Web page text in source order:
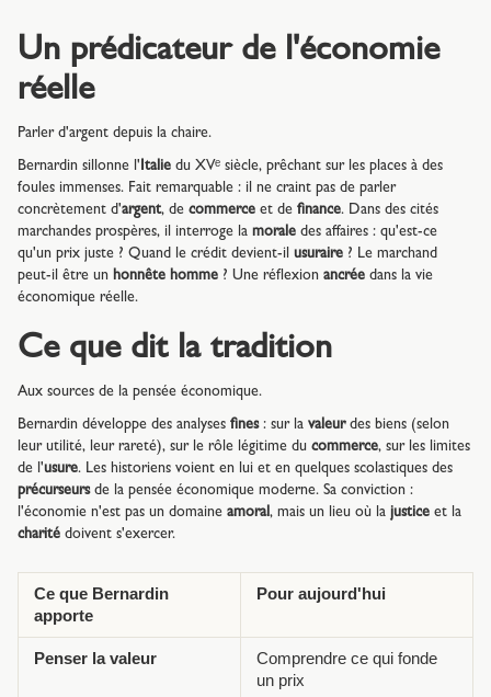
Un prédicateur de l'économie
réelle
Parler d'argent depuis la chaire.
Bernardin sillonne l' Italie du XVᵉ siècle, prêchant sur les places à des
foules immenses. Fait remarquable : il ne craint pas de parler
concrètement d'argent, de commerce et de finance. Dans des cités
marchandes prospères, il interroge la morale des affaires : qu'est-ce
qu'un prix juste ? Quand le crédit devient-il usuraire ? Le marchand
peut-il être un honnête homme ? Une réflexion ancrée dans la vie
économique réelle.
Ce que dit la tradition
Aux sources de la pensée économique.
Bernardin développe des analyses fines: sur la valeurdes biens (selon
leur utilité, leur rareté), sur le rôle légitime du commerce, sur les limites
de l'usure. Les historiens voient en lui et en quelques scolastiques des
précurseursde la pensée économique moderne. Sa conviction :
l'économie n'est pas un domaine amoral, mais un lieu où la justice et la
charité doivent s'exercer.
Ce que Bernardin
apporte
Pour aujourd'hui
Penser la valeur
Comprendre ce qui fonde
un prix